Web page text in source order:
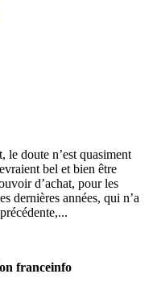
le doute n’est quasiment
bel et bien être
d’achat, pour les
dernières années, qui n’a
franceinfo